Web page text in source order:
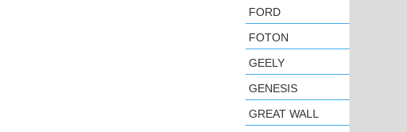
FORD
FOTON
GEELY
GENESIS
GREAT WALL